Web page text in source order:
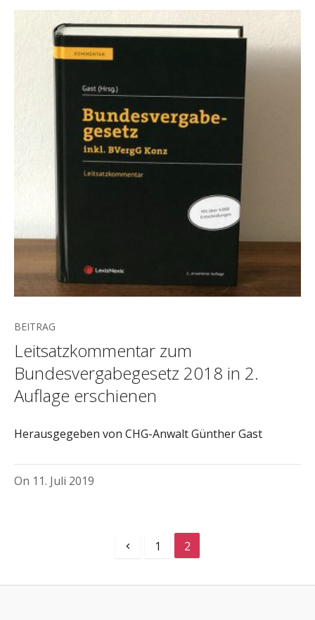
BEITRAG
Leitsatzkommentar zum
Bundesvergabegesetz 2018 in 2.
Auflage erschienen
Herausgegeben von CHG-Anwalt Günther Gast
On 11. Juli 2019
1 2